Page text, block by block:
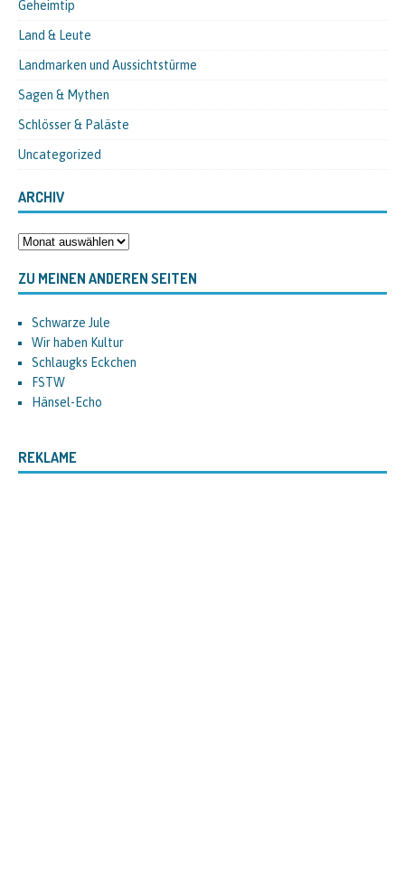
Geheimtip
Land & Leute
Landmarken und Aussichtstürme
Sagen & Mythen
Schlösser & Paläste
Uncategorized
ARCHIV
ZU MEINEN ANDEREN SEITEN
Schwarze Jule
Wir haben Kultur
Schlaugks Eckchen
FSTW
Hänsel-Echo
REKLAME